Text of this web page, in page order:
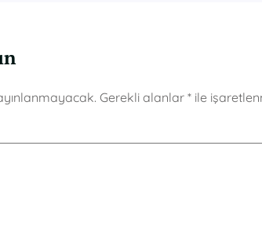
Gerekli alanlar * ile